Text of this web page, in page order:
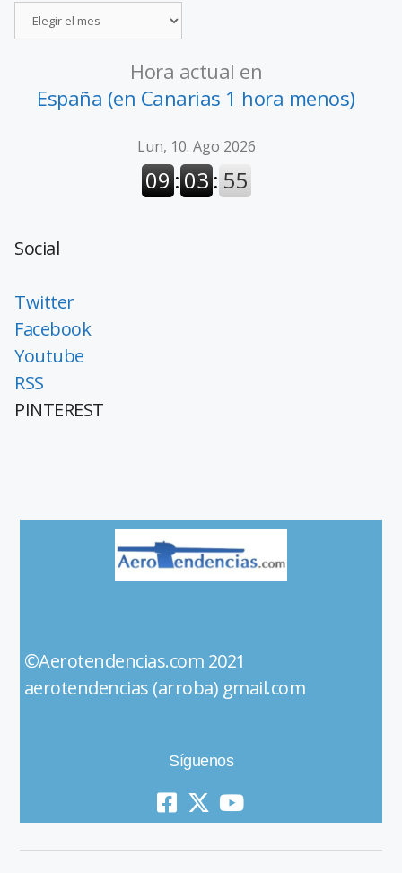
Hora actual en
España (en Canarias 1 hora menos)
Social
Twitter
Facebook
Youtube
RSS
PINTEREST
©Aerotendencias.com 2021
aerotendencias (arroba) gmail.com
Síguenos